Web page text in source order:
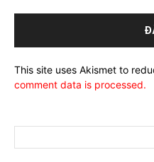
This site uses Akismet to
comment data is processed.